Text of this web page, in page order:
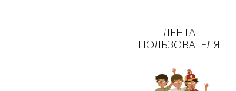
ЛЕНТА
ПОЛЬЗОВАТЕЛЯ